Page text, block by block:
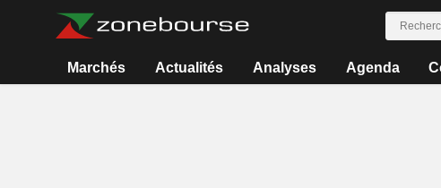
Marchés Actualités Analyses Agenda